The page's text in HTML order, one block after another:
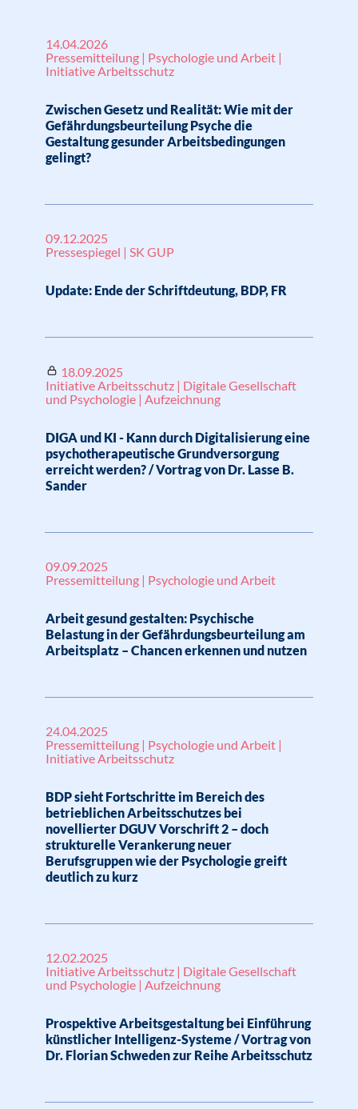
14.04.2026
Pressemitteilung | Psychologie und Arbeit |
Initiative Arbeitsschutz
Zwischen Gesetz und Realität: Wie mit der
Gefährdungsbeurteilung Psyche die
Gestaltung gesunder Arbeitsbedingungen
gelingt?
09.12.2025
Pressespiegel | SK GUP
Update: Ende der Schriftdeutung, BDP, FR
18.09.2025
Initiative Arbeitsschutz | Digitale Gesellschaft
und Psychologie | Aufzeichnung
DIGA und KI - Kann durch Digitalisierung eine
psychotherapeutische Grundversorgung
erreicht werden? / Vortrag von Dr. Lasse B.
Sander
09.09.2025
Pressemitteilung | Psychologie und Arbeit
Arbeit gesund gestalten: Psychische
Belastung in der Gefährdungsbeurteilung am
Arbeitsplatz – Chancen erkennen und nutzen
24.04.2025
Pressemitteilung | Psychologie und Arbeit |
Initiative Arbeitsschutz
BDP sieht Fortschritte im Bereich des
betrieblichen Arbeitsschutzes bei
novellierter DGUV Vorschrift 2 – doch
strukturelle Verankerung neuer
Berufsgruppen wie der Psychologie greift
deutlich zu kurz
12.02.2025
Initiative Arbeitsschutz | Digitale Gesellschaft
und Psychologie | Aufzeichnung
Prospektive Arbeitsgestaltung bei Einführung
künstlicher Intelligenz-Systeme / Vortrag von
Dr. Florian Schweden zur Reihe Arbeitsschutz